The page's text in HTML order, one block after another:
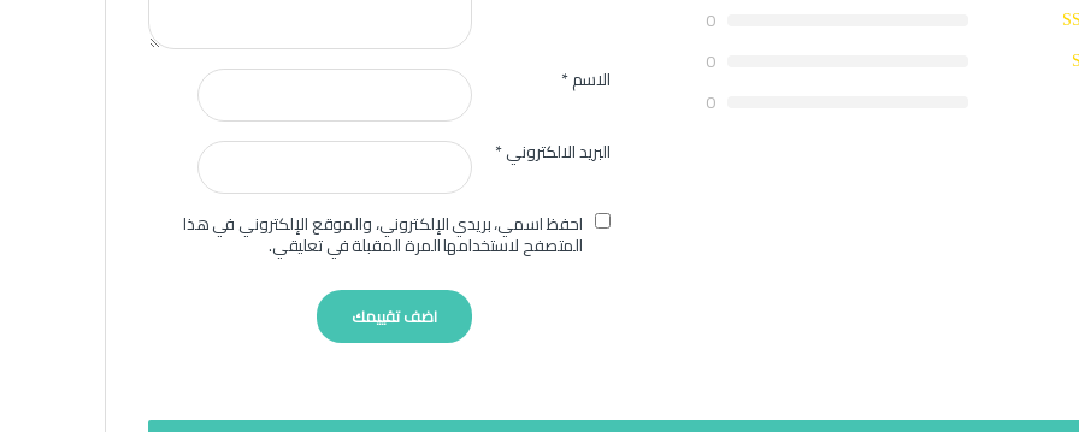
0
0
0
الاسم*
البريد الالكتروني*
احفظ اسمي، بريدي الإلكتروني، والموقع الإلكتروني في هذا
المتصفح لاستخدامها المرة المقبلة في تعليقي.